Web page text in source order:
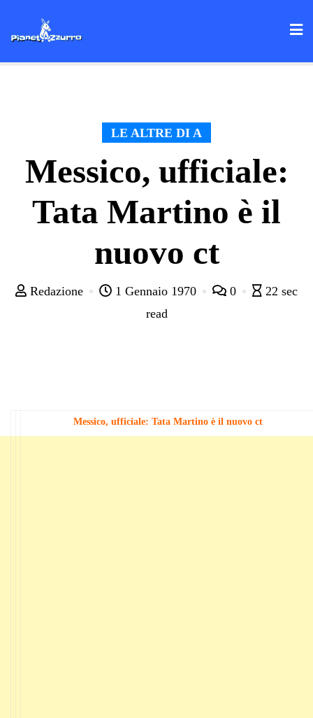
LE ALTRE DI A
Messico, ufficiale:
Tata Martino è il
nuovo ct
Redazione 1 Gennaio 1970 0
22 sec
read
Messico, ufficiale: Tata Martino è il nuovo ct